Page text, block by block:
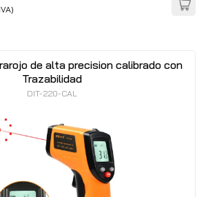
de alta precision calibrado con
Trazabilidad
DIT-220-CAL